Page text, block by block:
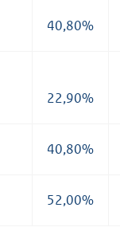
40,80%
22,90%
40,80%
52,00%